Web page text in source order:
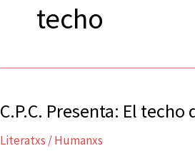
techo
C.P.C. Presenta: El
Literatxs /Humanxs
C.P.C.
El